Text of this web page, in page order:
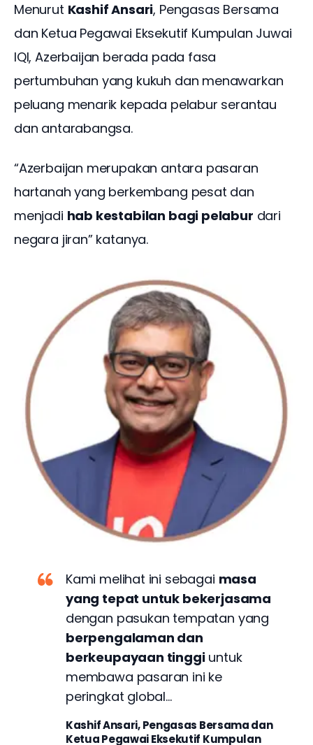
Menurut Kashif Ansari, Pengasas Bersama
dan Ketua Pegawai Eksekutif Kumpulan Juwai
IQI, Azerbaijan berada pada fasa
pertumbuhan yang kukuh dan menawarkan
peluang menarik kepada pelabur serantau
dan antarabangsa.
“Azerbaijan merupakan antara pasaran
hartanah yang berkembang pesat dan
menjadi hab kestabilan bagi pelabur dari
negara jiran” katanya.
Kami melihat ini sebagai masa
yang tepat untuk bekerjasama
dengan pasukan tempatan yang
berpengalaman dan
berkeupayaan tinggiuntuk
membawa pasaran ini ke
peringkat global…
Kashif Ansari, Pengasas Bersama dan
Ketua Pegawai Eksekutif Kumpulan